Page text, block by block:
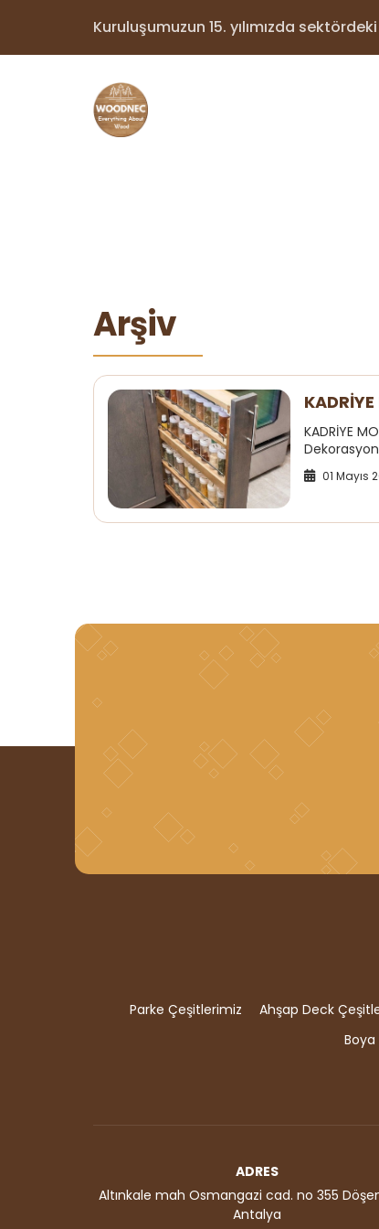
Kuruluşumuzun 15. yılımızda
Arşiv
KADRİYE
01 Mayıs
Parke Çeşitlerimiz
Ahşap Deck
Boya
ADRES
Altınkale mah Osmangazi cad. no 355
Antalya